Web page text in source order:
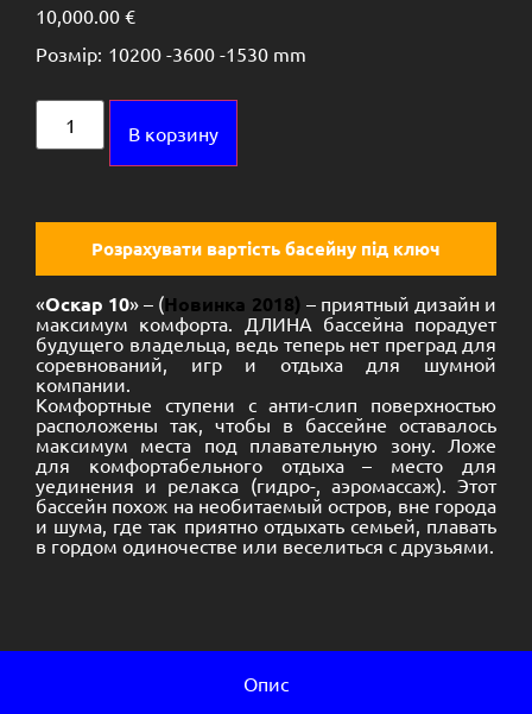
10,000.00 €
Розмір: 10200 -3600 -1530 mm
В корзину
Розрахувати вартість басейну під ключ
«Оскар 10» – (Новинка 2018) – приятный дизайн и
максимум комфорта. ДЛИНА бассейна порадует
будущего владельца, ведь теперь нет преград для
соревнований, игр и отдыха для шумной
компании.
Комфортные ступени с анти-слип поверхностью
расположены так, чтобы в бассейне оставалось
максимум места под плавательную зону. Ложе
для комфортабельного отдыха – место для
уединения и релакса (гидро-, аэромассаж). Этот
бассейн похож на необитаемый остров, вне города
и шума, где так приятно отдыхать семьей, плавать
в гордом одиночестве или веселиться с друзьями.
Опис